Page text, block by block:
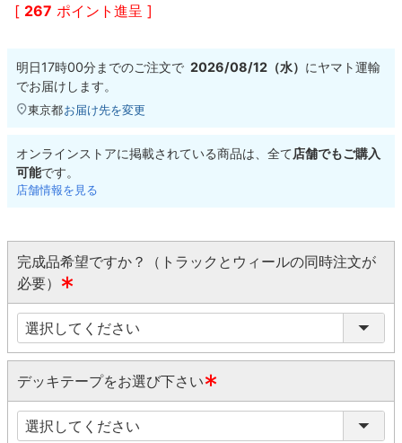
[ 267 ポイント進呈 ]
明日17時00分までのご注文で 2026/08/12（水） にヤマト運輸
でお届けします。
東京都お届け先を変更
オンラインストアに掲載されている商品は、全て店舗でもご購入
可能です。
店舗情報を見る
完成品希望ですか？（トラックとウィールの同時注文が
必要）
(
必
須
)
デッキテープをお選び下さい
(